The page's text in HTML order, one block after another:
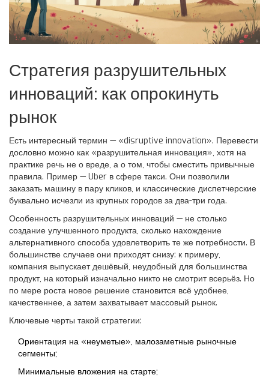
Стратегия разрушительных
инноваций: как опрокинуть
рынок
Есть интересный термин — «disruptive innovation». Перевести
дословно можно как «разрушительная инновация», хотя на
практике речь не о вреде, а о том, чтобы сместить привычные
правила. Пример — Uber в сфере такси. Они позволили
заказать машину в пару кликов, и классические диспетчерские
буквально исчезли из крупных городов за два-три года.
Особенность разрушительных инноваций — не столько
создание улучшенного продукта, сколько нахождение
альтернативного способа удовлетворить те же потребности. В
большинстве случаев они приходят снизу: к примеру,
компания выпускает дешёвый, неудобный для большинства
продукт, на который изначально никто не смотрит всерьёз. Но
по мере роста новое решение становится всё удобнее,
качественнее, а затем захватывает массовый рынок.
Ключевые черты такой стратегии:
Ориентация на «неуметые», малозаметные рыночные
сегменты;
Минимальные вложения на старте;